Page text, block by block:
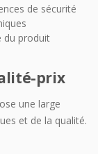
de sécurité
du produit
prix
une large
et de la qualité.